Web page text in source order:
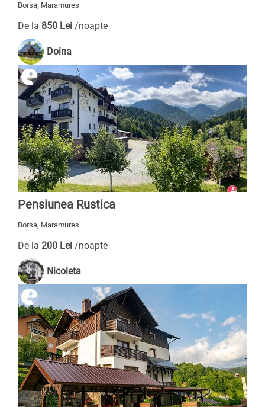
Borsa, Maramures
De la 850 Lei /noapte
Doina
Pensiunea Rustica
Borsa, Maramures
De la 200 Lei /noapte
Nicoleta